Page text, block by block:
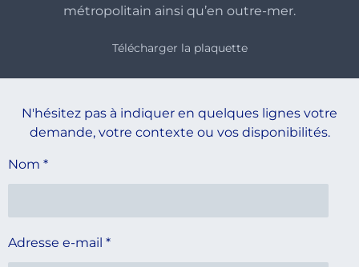
métropolitain ainsi qu’en outre-mer.
Télécharger la plaquette
N'hésitez pas à indiquer en quelques lignes votre
demande, votre contexte ou vos disponibilités.
Nom *
Adresse e-mail *